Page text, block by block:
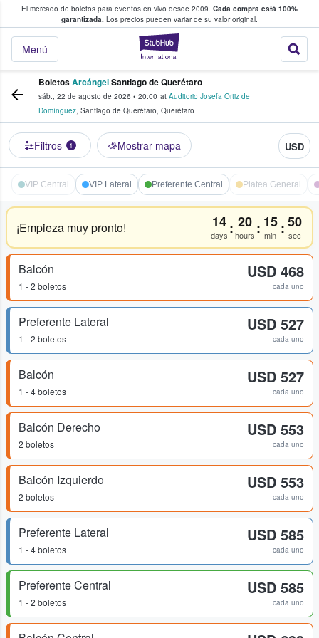
El mercado de boletos para eventos en vivo desde 2009. Cada compra está 100%
garantizada. Los precios pueden variar de su valor original.
StubHub: donde
Menú
fans compran y venden boletos
BoletosArcángelSantiago de Querétaro
sáb., 22 de agosto de 2026 • 20:00 at Auditorio Josefa Ortiz de
Domínguez, Santiago de Querétaro, Querétaro
Filtros 1 Mostrar mapa USD
VIP Central VIP Lateral Preferente Central Platea General
¡Empieza muy pronto! 14
days : 20
hours : 15
min :50
sec
Balcón
1 - 2 boletos
USD 468
cada uno
Preferente Lateral
1 - 2 boletos
USD 527
cada uno
Balcón
1 - 4 boletos
USD 527
cada uno
Balcón Derecho
2 boletos
USD 553
cada uno
Balcón Izquierdo
2 boletos
USD 553
cada uno
Preferente Lateral
1 - 4 boletos
USD 585
cada uno
Preferente Central
1 - 2 boletos
USD 585
cada uno